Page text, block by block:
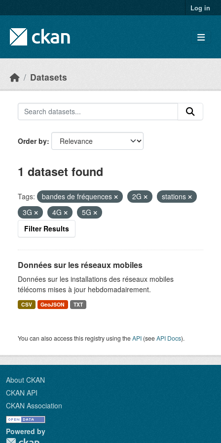
Log in
Datasets
Order by
1 dataset found
Tags: bandes de fréquences 2G
stations
3G
4G
5G
Filter Results
Données sur les réseaux mobiles
Données sur les installations des réseaux mobiles
télécoms mises à jour hebdomadairement.
CSV GeoJSON TXT
You can also access this registry using theAPI (seeAPI Docs).
About CKAN
CKAN API
CKAN Association
Powered by